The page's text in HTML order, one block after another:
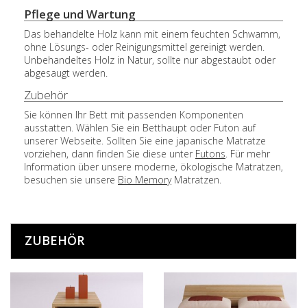
Pflege und Wartung
Das behandelte Holz kann mit einem feuchten Schwamm,
ohne Lösungs- oder Reinigungsmittel gereinigt werden.
Unbehandeltes Holz in Natur, sollte nur abgestaubt oder
abgesaugt werden.
Zubehör
Sie können Ihr Bett mit passenden Komponenten
ausstatten. Wählen Sie ein Betthaupt oder Futon auf
unserer Webseite. Sollten Sie eine japanische Matratze
vorziehen, dann finden Sie diese unter Futons. Für mehr
Information über unsere moderne, ökologische Matratzen,
besuchen sie unsere Bio MemoryMatratzen.
ZUBEHÖR